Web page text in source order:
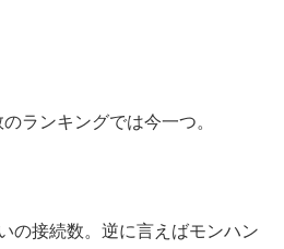
ランキングでは今一つ。
の接続数。逆に言えばモンハン